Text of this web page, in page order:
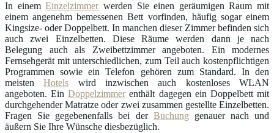
In einemEinzelzimmerwerden Sie einen geräumigen Raum mit
einem angenehm bemessenen Bett vorfinden, häufig sogar einem
Kingsize- oder Doppelbett. In manchen dieser Zimmer befinden sich
auch zwei Einzelbetten. Diese Räume werden dann je nach
Belegung auch als Zweibettzimmer angeboten. Ein modernes
Fernsehgerät mit unterschiedlichen, zum Teil auch kostenpflichtigen
Programmen sowie ein Telefon gehören zum Standard. In den
meistenHotels wird inzwischen auch kostenloses WLAN
angeboten. EinDoppelzimmerenthält dagegen ein Doppelbett mit
durchgehender Matratze oder zwei zusammen gestellte Einzelbetten.
Fragen Sie gegebenenfalls bei der Buchung genauer nach und
äußern Sie Ihre Wünsche diesbezüglich.